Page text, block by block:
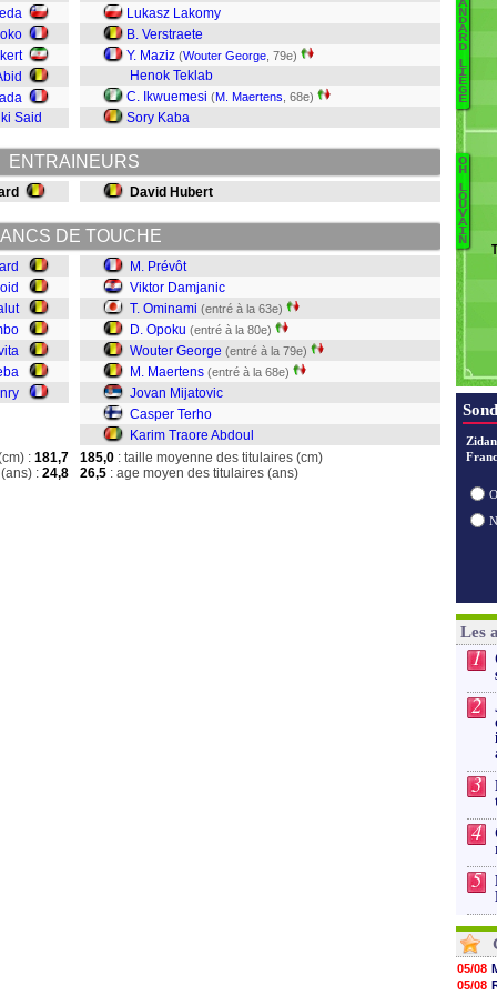
Said
Lukasz Lakomy
B. Verstraete
Y. Maziz (Wouter George , 79e)
Henok Teklab
C. Ikwuemesi (M. Maertens , 68e)
Sory Kaba
ENTRAINEURS
David Hubert
DE TOUCHE
M. Prévôt
Viktor Damjanic
T. Ominami (entré à la 63e)
D. Opoku (entré à la 80e)
Wouter George (entré à la 79e)
M. Maertens (entré à la 68e)
Jovan Mijatovic
Casper Terho
Karim Traore Abdoul
: 181,7
: 24,8
185,0 : taille moyenne des titulaires (cm)
26,5 : age moyen des titulaires (ans)
A
N
D
A
R
D
L
I
È
G
E
O
H
L
O
U
V
A
I
N
Les
1
2
3
4
5
05/08
05/08